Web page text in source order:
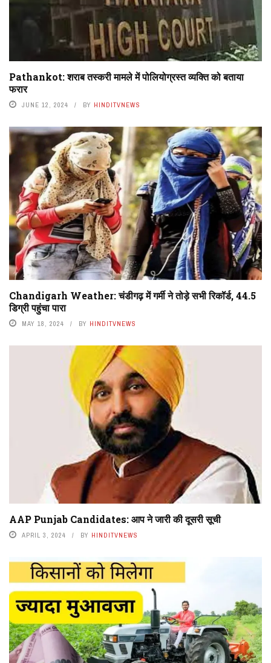
Pathankot: शराब तस्करी मामले में पोलियोग्रस्त व्यक्ति को बताया
फरार
JUNE 12, 2024 BY HINDITVNEWS
Chandigarh Weather: चंडीगढ़ में गर्मी ने तोड़े सभी रिकॉर्ड, 44.5
डिग्री पहुंचा पारा
MAY 18, 2024 BY HINDITVNEWS
AAP Punjab Candidates: आप ने जारी की दूसरी सूची
APRIL 3, 2024 BY HINDITVNEWS